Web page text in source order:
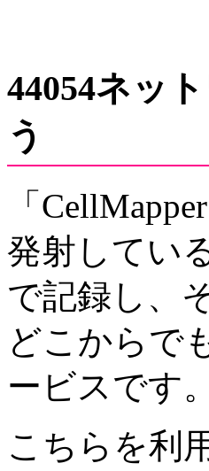
44054ネッ
う
「
発射してい
で記録し、
どこからで
ービスです。
こちらを利